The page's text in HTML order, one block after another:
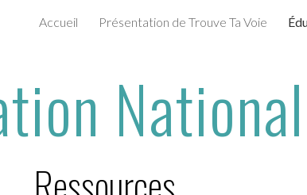
Skip to navigation
Accueil Présentation de Trouve Ta Voie